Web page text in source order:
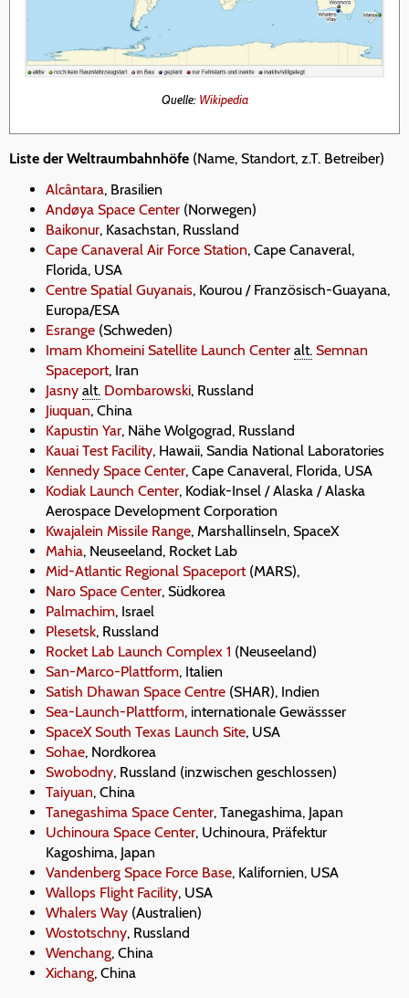
Quelle: Wikipedia
Liste der Weltraumbahnhöfe (Name, Standort, z.T. Betreiber)
Alcântara, Brasilien
Andøya Space Center (Norwegen)
Baikonur, Kasachstan, Russland
Cape Canaveral Air Force Station, Cape Canaveral,
Florida, USA
Centre Spatial Guyanais, Kourou / Französisch-Guayana,
Europa/ESA
Esrange (Schweden)
Imam Khomeini Satellite Launch Center alt. Semnan
Spaceport, Iran
Jasny alt. Dombarowski, Russland
Jiuquan, China
Kapustin Yar, Nähe Wolgograd, Russland
Kauai Test Facility, Hawaii, Sandia National Laboratories
Kennedy Space Center, Cape Canaveral, Florida, USA
Kodiak Launch Center, Kodiak-Insel / Alaska / Alaska
Aerospace Development Corporation
Kwajalein Missile Range, Marshallinseln, SpaceX
Mahia, Neuseeland, Rocket Lab
Mid-Atlantic Regional Spaceport(MARS),
Naro Space Center, Südkorea
Palmachim, Israel
Plesetsk, Russland
Rocket Lab Launch Complex 1 (Neuseeland)
San-Marco-Plattform, Italien
Satish Dhawan Space Centre (SHAR), Indien
Sea-Launch-Plattform, internationale Gewässser
SpaceX South Texas Launch Site, USA
Sohae, Nordkorea
Swobodny, Russland (inzwischen geschlossen)
Taiyuan, China
Tanegashima Space Center, Tanegashima, Japan
Uchinoura Space Center, Uchinoura, Präfektur
Kagoshima, Japan
Vandenberg Space Force Base, Kalifornien, USA
Wallops Flight Facility, USA
Whalers Way (Australien)
Wostotschny, Russland
Wenchang, China
Xichang, China